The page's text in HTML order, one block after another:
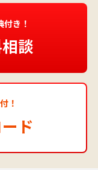
き！
談
！
ド